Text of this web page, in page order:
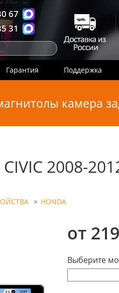
67
31
Гарантия Поддержка
камера
2008-
> HONDA
от
Выберите